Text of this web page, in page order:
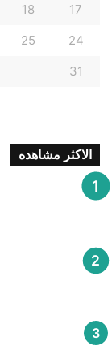
17
18
24
25
31
الاكثر مشاهده